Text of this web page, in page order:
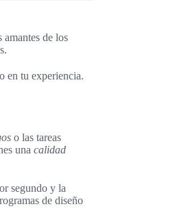
de los
en tu experiencia.
o las tareas
una calidad
segundo y la
de diseño